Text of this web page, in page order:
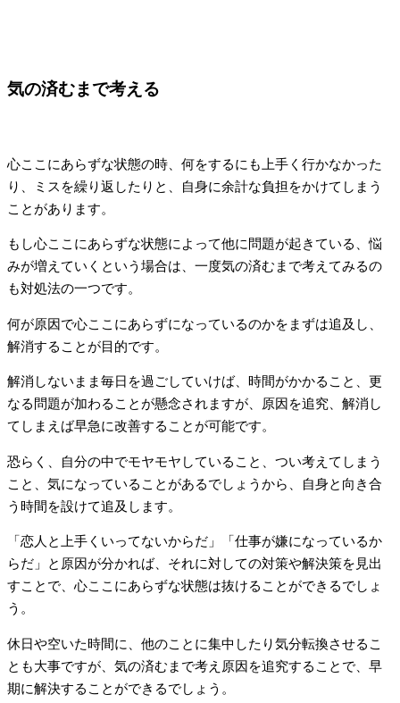
気の済むまで考える
心ここにあらずな状態の時、何をするにも上手く行かなかった
り、ミスを繰り返したりと、自身に余計な負担をかけてしまう
ことがあります。
もし心ここにあらずな状態によって他に問題が起きている、悩
みが増えていくという場合は、一度気の済むまで考えてみるの
も対処法の一つです。
何が原因で心ここにあらずになっているのかをまずは追及し、
解消することが目的です。
解消しないまま毎日を過ごしていけば、時間がかかること、更
なる問題が加わることが懸念されますが、原因を追究、解消し
てしまえば早急に改善することが可能です。
恐らく、自分の中でモヤモヤしていること、つい考えてしまう
こと、気になっていることがあるでしょうから、自身と向き合
う時間を設けて追及します。
「恋人と上手くいってないからだ」「仕事が嫌になっているか
らだ」と原因が分かれば、それに対しての対策や解決策を見出
すことで、心ここにあらずな状態は抜けることができるでしょ
う。
休日や空いた時間に、他のことに集中したり気分転換させるこ
とも大事ですが、気の済むまで考え原因を追究することで、早
期に解決することができるでしょう。